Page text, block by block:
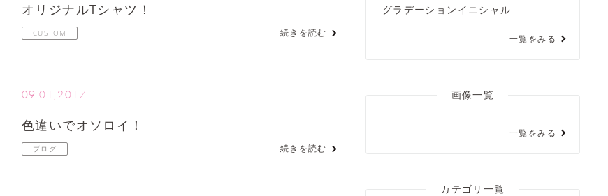
オリジナルTシャツ！
CUSTOM 続きを読む
09.01,2017
色違いでオソロイ！
ブログ 続きを読む
グラデーションイニシャル
一覧をみる
画像一覧
一覧をみる
カテゴリ一覧